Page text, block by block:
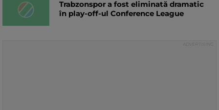
Trabzonspor a fost eliminată dramatic
în play-off-ul Conference League